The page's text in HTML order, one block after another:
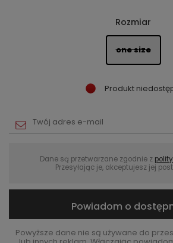
Rozmiar
one size
Produkt
Dane są przetwarzane zgodnie z
Przesyłając je, akceptujesz jej
Powiadom o
Powyższe dane nie są używane do